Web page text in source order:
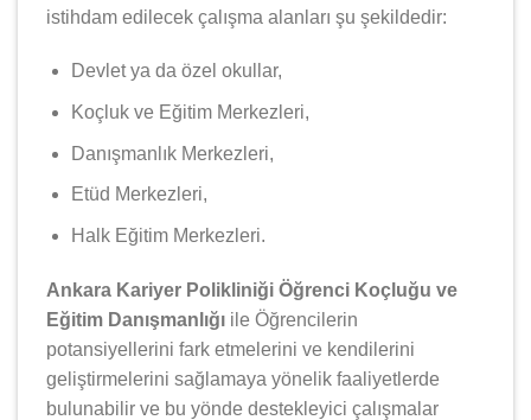
istihdam edilecek çalışma alanları şu şekildedir:
Devlet ya da özel okullar,
Koçluk ve Eğitim Merkezleri,
Danışmanlık Merkezleri,
Etüd Merkezleri,
Halk Eğitim Merkezleri.
Ankara Kariyer Polikliniği Öğrenci Koçluğu ve
Eğitim Danışmanlığı ile Öğrencilerin
potansiyellerini fark etmelerini ve kendilerini
geliştirmelerini sağlamaya yönelik faaliyetlerde
bulunabilir ve bu yönde destekleyici çalışmalar